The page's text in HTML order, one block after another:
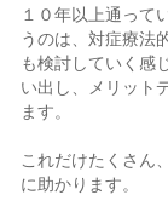
１０年以上通って
うのは、対症療法
も検討していく感
い出し、メリット
ます。
これだけたくさん
に助かります。